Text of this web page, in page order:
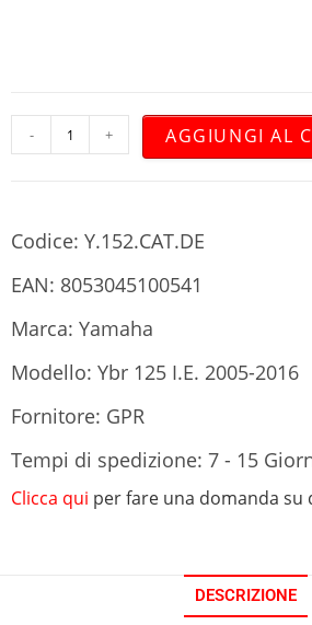
- + AGGIUNGI AL
Codice: Y.152.CAT.DE
EAN: 8053045100541
Marca: Yamaha
Modello: Ybr 125 I.E. 2005-2016
Fornitore: GPR
Tempi di spedizione: 7 - 15
Clicca qui per fare una domanda
DESCRIZIONE